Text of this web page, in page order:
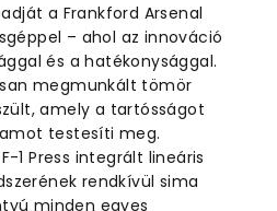
a Frankford Arsenal
– ahol az innováció
és a hatékonysággal.
megmunkált tömör
amely a tartósságot
testesíti meg.
1 Press integrált lineáris
rendkívül sima
minden egyes